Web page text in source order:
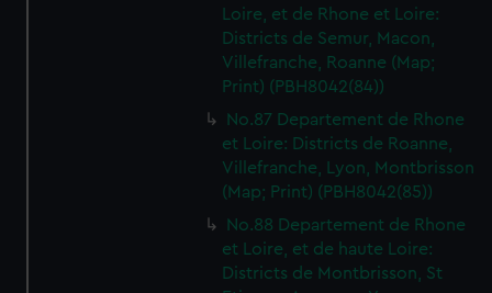
Loire, et de Rhone et Loire:
Districts de Semur, Macon,
Villefranche, Roanne (Map;
Print) (PBH8042(84))
No.87 Departement de Rhone
et Loire: Districts de Roanne,
Villefranche, Lyon, Montbrisson
(Map; Print) (PBH8042(85))
No.88 Departement de Rhone
et Loire, et de haute Loire:
Districts de Montbrisson, St